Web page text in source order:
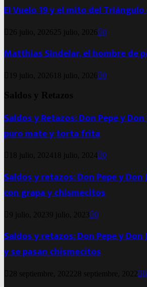
El Vuelo 19 y el mito del
26 julio, 2026 25 julio, 2026 0
Matthias Sindelar, el hombre de
19 julio, 2026 18 julio, 2026 0
Saldos y Retazos
Saldos y Retazos: Don Pepe y
puro mate y torta frita
18 julio, 2024 18 julio, 2024 0
Saldos y retazos: Don Pepe y
con grapa y chismecitos
9 julio, 20239 julio, 2023 0
Saldos y retazos: Don Pepe y
y se pasan chismecitos
28 septiembre, 2022 28 septiembre, 2022 0